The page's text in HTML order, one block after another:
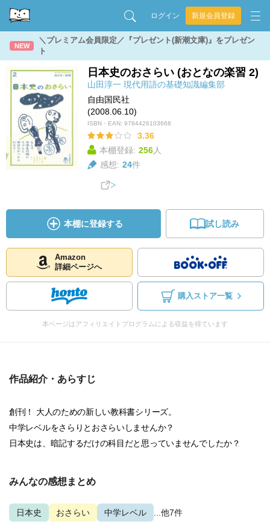
ログイン 新規会員登録
NEW
＼プレミアム会員限定／『プレゼント(新潮文庫)』をプレゼン
ト
日本史のおさらい (おとなの楽習 2)
山田淳一 現代用語の基礎知識編集部
自由国民社
(2008.06.10)
ISBN・EAN: 9784426103668
3.36
本棚登録: 256人
感想: 24件
本棚に登録する 試し読み
Amazon
詳細ページへ
購入ストア一覧
本ページはアフィリエイトプログラムによる収益を得ています
作品紹介・あらすじ
創刊！ 大人のための新しい教科書シリーズ。
中学レベルをさらりとおさらいしませんか？
日本史は、暗記するだけの科目だと思っていませんでしたか？
みんなの感想まとめ
日本史 おさらい 中学レベル ...他7件